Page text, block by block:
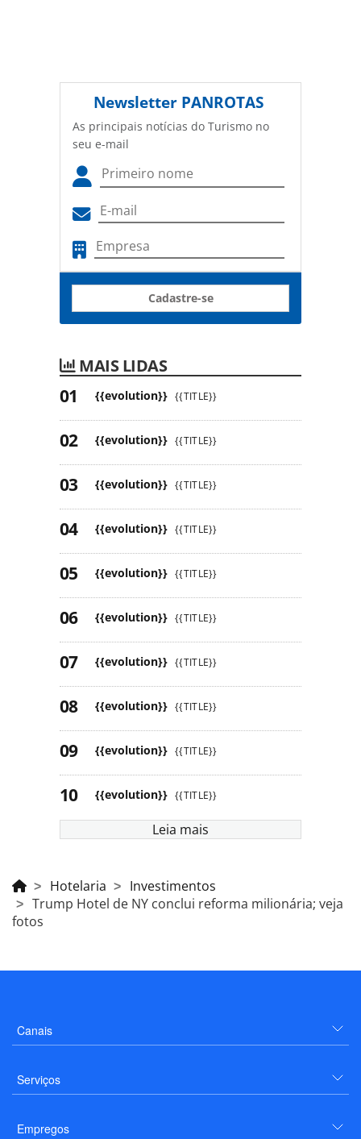
Newsletter PANROTAS
As principais notícias do Turismo no
seu e-mail
Cadastre-se
MAIS LIDAS
{{evolution}} {{TITLE}}
{{evolution}} {{TITLE}}
{{evolution}} {{TITLE}}
{{evolution}} {{TITLE}}
{{evolution}} {{TITLE}}
{{evolution}} {{TITLE}}
{{evolution}} {{TITLE}}
{{evolution}} {{TITLE}}
{{evolution}} {{TITLE}}
{{evolution}} {{TITLE}}
Leia mais
Hotelaria
Investimentos
Trump Hotel de NY conclui reforma milionária; veja
fotos
Canais
Serviços
Empregos